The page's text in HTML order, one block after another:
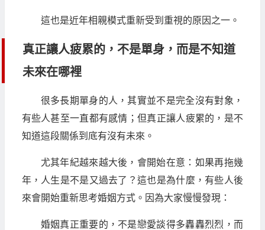
這也是近年相親模式重新受到重視的原因之一。
真正讓人疲累的，不是單身，而是不知道
未來在哪裡
很多長期單身的人，其實並不是完全沒有對象，
有些人甚至一直都有感情；但真正讓人疲累的，是不
知道這段關係到底有沒有未來。
尤其年紀越來越大後，會開始在意：如果再拖幾
年，人生是不是又過去了？這也是為什麼，有些人後
來會開始重新思考婚姻方式。因為大家慢慢發現：
婚姻真正重要的，不是戀愛談得多轟轟烈烈，而